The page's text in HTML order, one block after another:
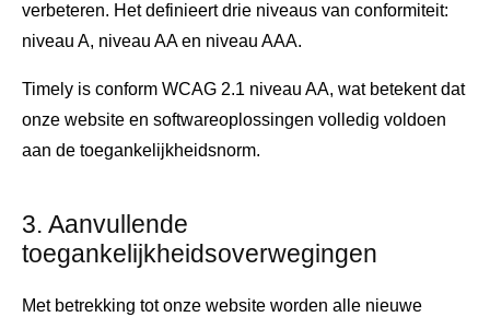
verbeteren. Het definieert drie niveaus van conformiteit:
niveau A, niveau AA en niveau AAA.
Timely is conform WCAG 2.1 niveau AA, wat betekent dat
onze website en softwareoplossingen volledig voldoen
aan de toegankelijkheidsnorm.
3. Aanvullende
toegankelijkheidsoverwegingen
Met betrekking tot onze website worden alle nieuwe